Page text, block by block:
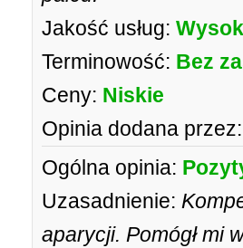
Jakość usług:
Terminowość: Bez
Ceny: Niskie
Opinia dodana przez:
Ogólna opinia:
Uzasadnienie:
aparycji. Pomógł mi